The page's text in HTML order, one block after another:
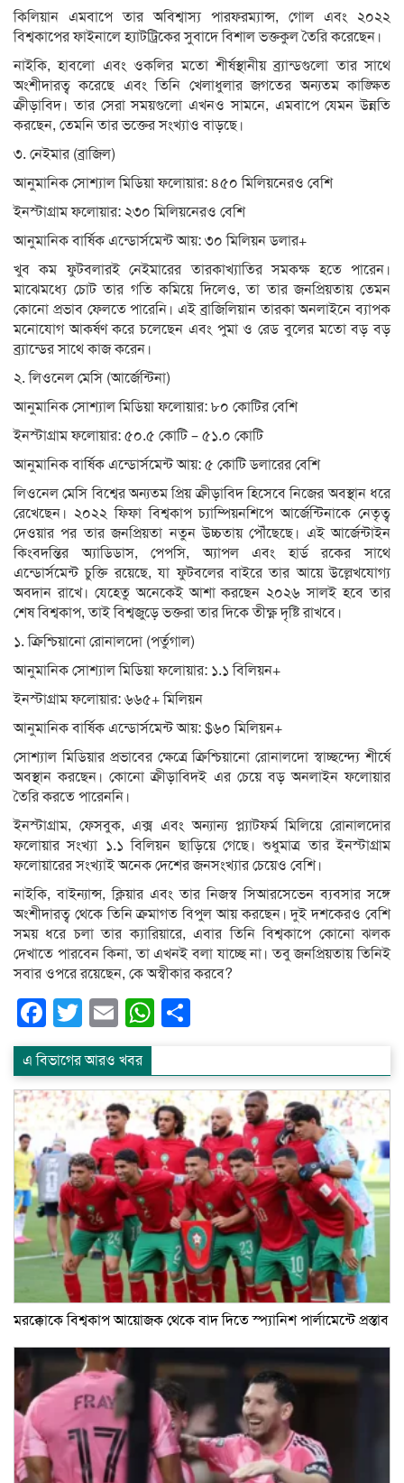
কিলিয়ান এমবাপে তার অবিশ্বাস্য পারফরম্যান্স, গোল এবং ২০২২
বিশ্বকাপের ফাইনালে হ্যাটট্রিকের সুবাদে বিশাল ভক্তকুল তৈরি করেছেন।
নাইকি, হাবলো এবং ওকলির মতো শীর্ষস্থানীয় ব্র্যান্ডগুলো তার সাথে
অংশীদারত্ব করেছে এবং তিনি খেলাধুলার জগতের অন্যতম কাঙ্ক্ষিত
ক্রীড়াবিদ। তার সেরা সময়গুলো এখনও সামনে, এমবাপে যেমন উন্নতি
করছেন, তেমনি তার ভক্তের সংখ্যাও বাড়ছে।
৩. নেইমার (ব্রাজিল)
আনুমানিক সোশ্যাল মিডিয়া ফলোয়ার: ৪৫০ মিলিয়নেরও বেশি
ইনস্টাগ্রাম ফলোয়ার: ২৩০ মিলিয়নেরও বেশি
আনুমানিক বার্ষিক এন্ডোর্সমেন্ট আয়: ৩০ মিলিয়ন ডলার+
খুব কম ফুটবলারই নেইমারের তারকাখ্যাতির সমকক্ষ হতে পারেন।
মাঝেমধ্যে চোট তার গতি কমিয়ে দিলেও, তা তার জনপ্রিয়তায় তেমন
কোনো প্রভাব ফেলতে পারেনি। এই ব্রাজিলিয়ান তারকা অনলাইনে ব্যাপক
মনোযোগ আকর্ষণ করে চলেছেন এবং পুমা ও রেড বুলের মতো বড় বড়
ব্র্যান্ডের সাথে কাজ করেন।
২. লিওনেল মেসি (আর্জেন্টিনা)
আনুমানিক সোশ্যাল মিডিয়া ফলোয়ার: ৮০ কোটির বেশি
ইনস্টাগ্রাম ফলোয়ার: ৫০.৫ কোটি – ৫১.০ কোটি
আনুমানিক বার্ষিক এন্ডোর্সমেন্ট আয়: ৫ কোটি ডলারের বেশি
লিওনেল মেসি বিশ্বের অন্যতম প্রিয় ক্রীড়াবিদ হিসেবে নিজের অবস্থান ধরে
রেখেছেন। ২০২২ ফিফা বিশ্বকাপ চ্যাম্পিয়নশিপে আর্জেন্টিনাকে নেতৃত্ব
দেওয়ার পর তার জনপ্রিয়তা নতুন উচ্চতায় পৌঁছেছে। এই আর্জেন্টাইন
কিংবদন্তির অ্যাডিডাস, পেপসি, অ্যাপল এবং হার্ড রকের সাথে
এন্ডোর্সমেন্ট চুক্তি রয়েছে, যা ফুটবলের বাইরে তার আয়ে উল্লেখযোগ্য
অবদান রাখে। যেহেতু অনেকেই আশা করছেন ২০২৬ সালই হবে তার
শেষ বিশ্বকাপ, তাই বিশ্বজুড়ে ভক্তরা তার দিকে তীক্ষ্ণ দৃষ্টি রাখবে।
১. ক্রিশ্চিয়ানো রোনালদো (পর্তুগাল)
আনুমানিক সোশ্যাল মিডিয়া ফলোয়ার: ১.১ বিলিয়ন+
ইনস্টাগ্রাম ফলোয়ার: ৬৬৫+ মিলিয়ন
আনুমানিক বার্ষিক এন্ডোর্সমেন্ট আয়: $৬০ মিলিয়ন+
সোশ্যাল মিডিয়ার প্রভাবের ক্ষেত্রে ক্রিশ্চিয়ানো রোনালদো স্বাচ্ছন্দ্যে শীর্ষে
অবস্থান করছেন। কোনো ক্রীড়াবিদই এর চেয়ে বড় অনলাইন ফলোয়ার
তৈরি করতে পারেননি।
ইনস্টাগ্রাম, ফেসবুক, এক্স এবং অন্যান্য প্ল্যাটফর্ম মিলিয়ে রোনালদোর
ফলোয়ার সংখ্যা ১.১ বিলিয়ন ছাড়িয়ে গেছে। শুধুমাত্র তার ইনস্টাগ্রাম
ফলোয়ারের সংখ্যাই অনেক দেশের জনসংখ্যার চেয়েও বেশি।
নাইকি, বাইন্যান্স, ক্লিয়ার এবং তার নিজস্ব সিআরসেভেন ব্যবসার সঙ্গে
অংশীদারত্ব থেকে তিনি ক্রমাগত বিপুল আয় করছেন। দুই দশকেরও বেশি
সময় ধরে চলা তার ক্যারিয়ারে, এবার তিনি বিশ্বকাপে কোনো ঝলক
দেখাতে পারবেন কিনা, তা এখনই বলা যাচ্ছে না। তবু জনপ্রিয়তায় তিনিই
সবার ওপরে রয়েছেন, কে অস্বীকার করবে?
Facebook
Twitter
EmailWhatsApp
এ বিভাগের আরও খবর
মরক্কোকে বিশ্বকাপ আয়োজক থেকে বাদ দিতে স্প্যানিশ পার্লামেন্টে প্রস্তাব